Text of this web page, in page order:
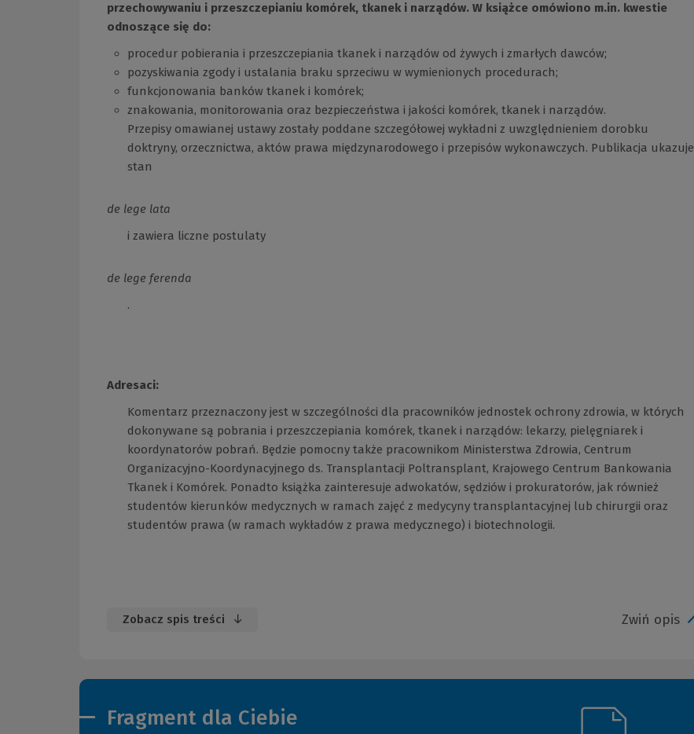
przechowywaniu i przeszczepianiu komórek, tkanek i narządów. W książce omówiono m.in. kwestie
odnoszące się do:
procedur pobierania i przeszczepiania tkanek i narządów od żywych i zmarłych dawców;
pozyskiwania zgody i ustalania braku sprzeciwu w wymienionych procedurach;
funkcjonowania banków tkanek i komórek;
znakowania, monitorowania oraz bezpieczeństwa i jakości komórek, tkanek i narządów.
Przepisy omawianej ustawy zostały poddane szczegółowej wykładni z uwzględnieniem dorobku
doktryny, orzecznictwa, aktów prawa międzynarodowego i przepisów wykonawczych. Publikacja ukazuje
stan
de lege lata
i zawiera liczne postulaty
de lege ferenda
.
Adresaci:
Komentarz przeznaczony jest w szczególności dla pracowników jednostek ochrony zdrowia, w których
dokonywane są pobrania i przeszczepiania komórek, tkanek i narządów: lekarzy, pielęgniarek i
koordynatorów pobrań. Będzie pomocny także pracownikom Ministerstwa Zdrowia, Centrum
Organizacyjno-Koordynacyjnego ds. Transplantacji Poltransplant, Krajowego Centrum Bankowania
Tkanek i Komórek. Ponadto książka zainteresuje adwokatów, sędziów i prokuratorów, jak również
studentów kierunków medycznych w ramach zajęć z medycyny transplantacyjnej lub chirurgii oraz
studentów prawa (w ramach wykładów z prawa medycznego) i biotechnologii.
Zobacz spis treści Zwiń opis
Fragment dla Ciebie